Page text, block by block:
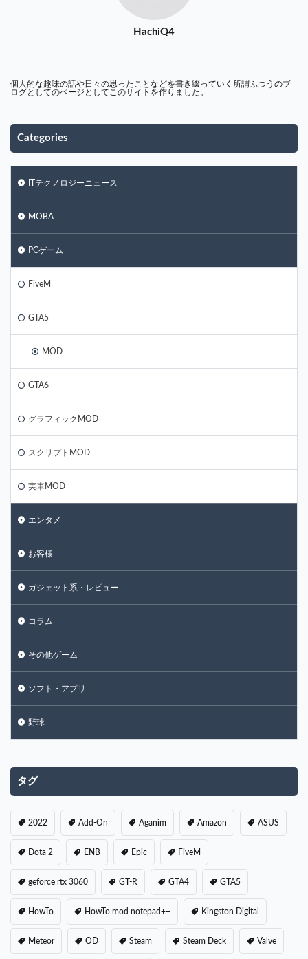
HachiQ4
個人的な趣味の話や日々の思ったことなどを書き綴っていく所謂ふつうのブ
ログとしてのページとしてこのサイトを作りました。
Categories
ITテクノロジーニュース
MOBA
PCゲーム
FiveM
GTA5
MOD
GTA6
グラフィックMOD
スクリプトMOD
実車MOD
エンタメ
お客様
ガジェット系・レビュー
コラム
その他ゲーム
ソフト・アプリ
野球
タグ
2022 Add-On Aganim Amazon ASUS
Dota 2 ENB Epic FiveM
geforce rtx 3060 GT-R GTA4 GTA5
HowTo HowTo mod notepad++ Kingston Digital
Meteor OD Steam Steam Deck Valve